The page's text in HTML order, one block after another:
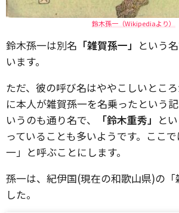
鈴木孫一（Wikipediaより）
鈴木孫一は別名 「雑賀孫一」 という
います。
ただ、彼の呼び名はややこしいとこ
に本人が雑賀孫一を名乗ったという
いうのも通り名で、
「鈴木重秀」 と
っていることも多いようです。ここ
一」と呼ぶことにします。
孫一は、紀伊国(現在の和歌山県)の
した。